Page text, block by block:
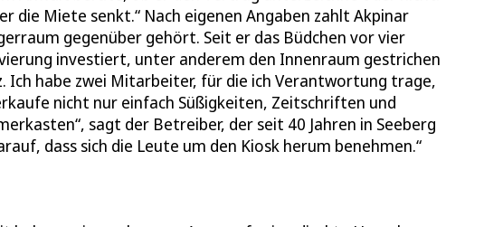
die Miete senkt.“ Nach eigenen Angaben zahlt Akpinar
gegenüber gehört. Seit er das Büdchen vor vier
investiert, unter anderem den Innenraum gestrichen
Ich habe zwei Mitarbeiter, für die ich Verantwortung trage,
nicht nur einfach Süßigkeiten, Zeitschriften und
sagt der Betreiber, der seit 40 Jahren in Seeberg
dass sich die Leute um den Kiosk herum benehmen.“